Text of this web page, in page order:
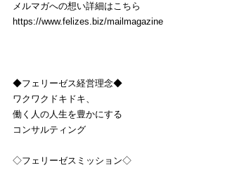
メルマガへの想い詳細はこちら
https://www.felizes.biz/mailmagazine
◆フェリーゼス経営理念◆
ワクワクドキドキ、
働く人の人生を豊かにする
コンサルティング
◇フェリーゼスミッション◇